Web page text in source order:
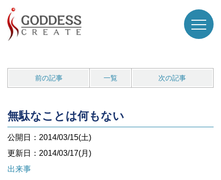
前の記事 一覧 次の記事
無駄なことは何もない
公開日：2014/03/15(土)
更新日：2014/03/17(月)
出来事